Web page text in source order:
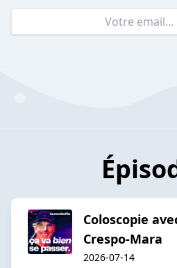
Coloscopie
Crespo-Mara
2026-07-14